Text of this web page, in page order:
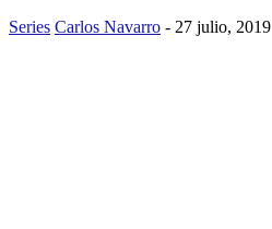
Series Carlos Navarro - 27 julio, 2019